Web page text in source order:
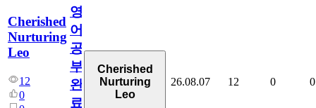
Cherished
Nurturing
Leo
12
0
영
어
공
부
완
료
Cherished
Nurturing
Leo
26.08.07 12 0 0